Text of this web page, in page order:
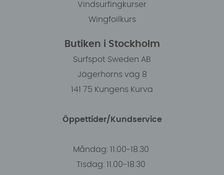
Vindsurfingkurser
Wingfoilkurs
Butiken i Stockholm
Surfspot Sweden AB
Jägerhorns väg 8
141 75 Kungens Kurva
Öppettider/Kundservice
Måndag: 11.00-18.30
Tisdag: 11.00-18.30